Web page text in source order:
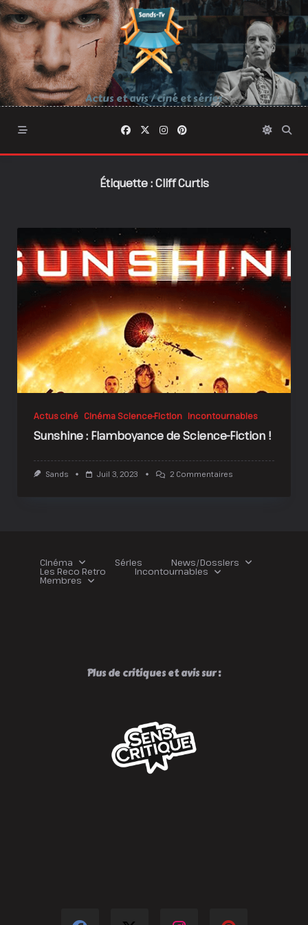
Skip
to
content
Actus et avis / ciné et séries
Étiquette :Cliff Curtis
Actus ciné Cinéma Science-Fiction Incontournables
Sunshine : Flamboyance de Science-Fiction !
Sands Juil 3, 2023 2 CommentairesSur
Cinéma Séries News/Dossiers
Les Reco Retro Incontournables
Membres
Plus de critiques et avis sur :